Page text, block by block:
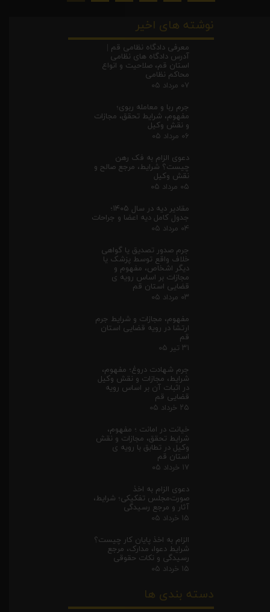
نوشته های اخیر
معرفی دادگاه نظامی قم |
آدرس دادگاه های نظامی
استان قم، صلاحیت و انواع
محاکم نظامی
۰۷ مرداد ۰۵
جرم ربا و معامله ربوی؛
مفهوم، شرایط تحقق، مجازات
و نقش وکیل
۰۶ مرداد ۰۵
دعوی الزام به فک رهن
چیست؟ شرایط، مرجع صالح و
نقش وکیل
۰۵ مرداد ۰۵
مقادیر دیه در سال ۱۴۰۵؛
جدول کامل دیه اعضا و جراحات
۰۴ مرداد ۰۵
جرم صدور تصدیق یا گواهی
خلاف واقع توسط پزشک یا
دیگر اشخاص، مفهوم و
مجازات بر اساس رویه ی
قضایی استان قم
۰۳ مرداد ۰۵
مفهوم، مجازات و شرایط جرم
ارتشا در رویه قضایی استان
قم
۳۱ تیر ۰۵
جرم شهادت دروغ؛ مفهوم،
شرایط، مجازات و نقش وکیل
در اثبات آن بر اساس رویه
قضایی قم
۲۵ خرداد ۰۵
خیانت در امانت ؛ مفهوم،
شرایط تحقق، مجازات و نقش
وکیل در تطابق با رویه ی
استان قم
۱۷ خرداد ۰۵
دعوی الزام به اخذ
صورت‌مجلس تفکیکی؛ شرایط،
آثار و مرجع رسیدگی
۱۵ خرداد ۰۵
الزام به اخذ پایان کار چیست؟
شرایط دعوا، مدارک، مرجع
رسیدگی و نکات حقوقی
۱۵ خرداد ۰۵
دسته بندی ها